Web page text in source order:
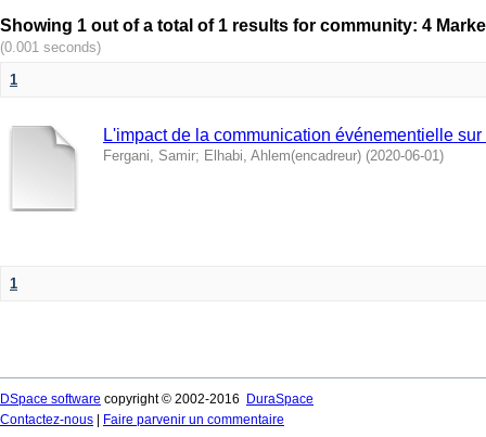
(0.001 seconds)
1
L'impact de la communication événementielle
Fergani, Samir; Elhabi, Ahlem(encadreur) (2020-06-01)
1
DSpace software copyright © 2002-2016
DuraSpace
Contactez-nous
Faire parvenir un commentaire